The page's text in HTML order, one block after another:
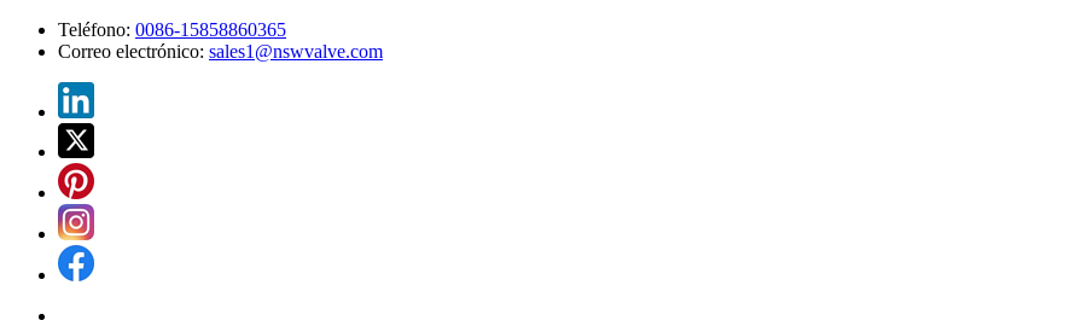
Teléfono: 0086-15858860365
Correo electrónico: sales1@nswvalve.com